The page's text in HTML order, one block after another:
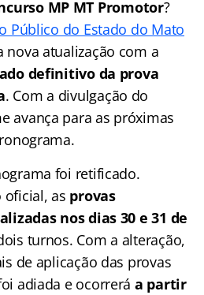
MP MT Promotor?
Público do Estado do Mato
nova atualização com a
definitivo da prova
. Com a divulgação do
avança para as próximas
foi retificado.
oficial, as provas
nos dias 30 e 31 de
turnos. Com a alteração,
de aplicação das provas
adiada e ocorrerá a partir